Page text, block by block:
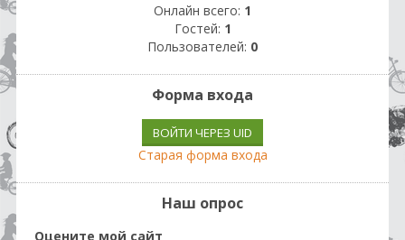
Онлайн всего: 1
Гостей: 1
Пользователей: 0
Форма входа
ВОЙТИ ЧЕРЕЗ UID
Старая форма входа
Наш опрос
Оцените мой сайт